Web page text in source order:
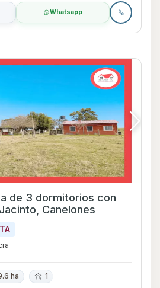
Whatsapp
de 3 dormitorios con
Canelones
ha 1